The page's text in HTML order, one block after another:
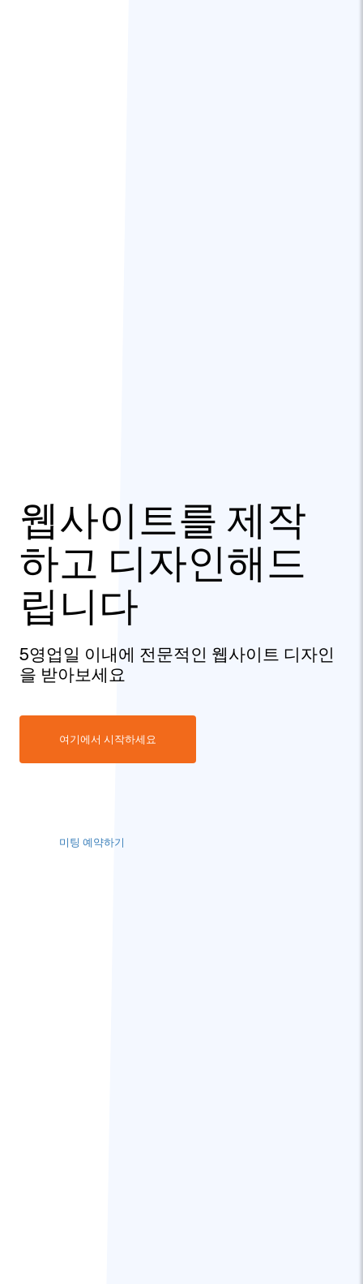
웹사이트를 제작
하고 디자인해드
립니다
5영업일 이내에 전문적인 웹사이트 디자인
을 받아보세요
여기에서 시작하세요
미팅 예약하기